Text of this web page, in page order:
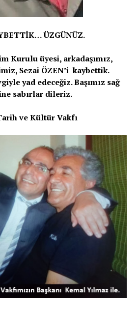
ÜZGÜNÜZ.
Kurulu üyesi, arkadaşımız,
Sezai ÖZEN’i kaybettik.
yad edeceğiz. Başımız sağ
sabırlar dileriz.
ve Kültür Vakfı